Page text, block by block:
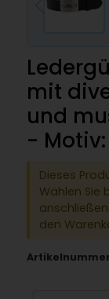
mit
und
-
Dieses
Wählen
den